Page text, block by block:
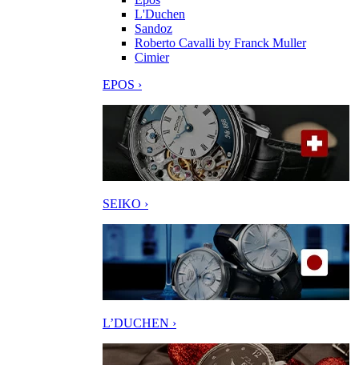
L'Duchen
Sandoz
Roberto Cavalli by Franck Muller
Cimier
EPOS ›
SEIKO ›
L’DUCHEN ›